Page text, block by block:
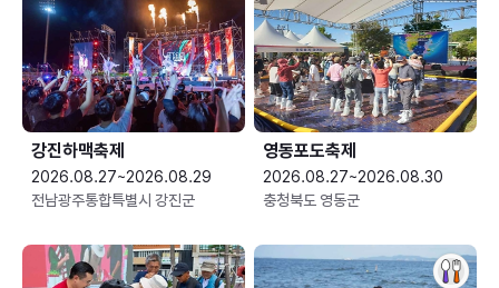
강진하맥축제
2026.08.27~2026.08.29
전남광주통합특별시 강진군
영동포도축제
2026.08.27~2026.08.30
충청북도 영동군